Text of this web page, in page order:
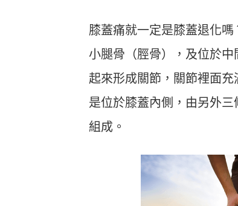
膝蓋痛就一定是膝蓋退化
小腿骨（脛骨），及位於
起來形成關節，關節裡面
是位於膝蓋內側，由另外
組成。